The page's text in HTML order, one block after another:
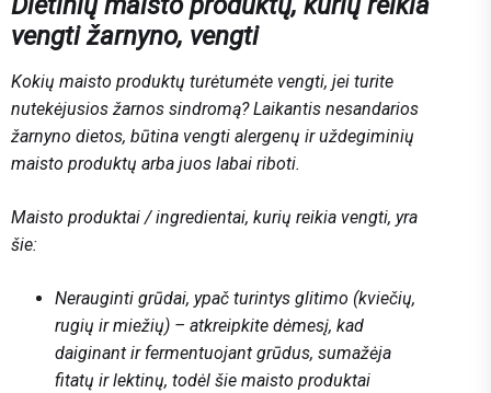
vengti žarnyno, vengti
Kokių maisto produktų turėtumėte vengti, jei turite
nutekėjusios žarnos sindromą? Laikantis nesandarios
žarnyno dietos, būtina vengti alergenų ir uždegiminių
maisto produktų arba juos labai riboti.
Maisto produktai / ingredientai, kurių reikia vengti, yra
šie:
Nerauginti grūdai, ypač turintys glitimo (kviečių,
rugių ir miežių) – atkreipkite dėmesį, kad
daiginant ir fermentuojant grūdus, sumažėja
fitatų ir lektinų, todėl šie maisto produktai